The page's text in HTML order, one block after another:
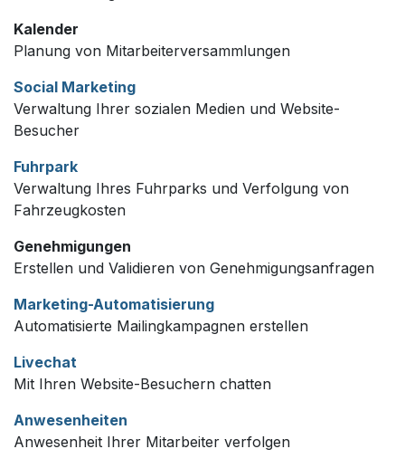
Kalender
Planung von Mitarbeiterversammlungen
Social Marketing
Verwaltung Ihrer sozialen Medien und Website-
Besucher
Fuhrpark
Verwaltung Ihres Fuhrparks und Verfolgung von
Fahrzeugkosten
Genehmigungen
Erstellen und Validieren von Genehmigungsanfragen
Marketing-Automatisierung
Automatisierte Mailingkampagnen erstellen
Livechat
Mit Ihren Website-Besuchern chatten
Anwesenheiten
Anwesenheit Ihrer Mitarbeiter verfolgen